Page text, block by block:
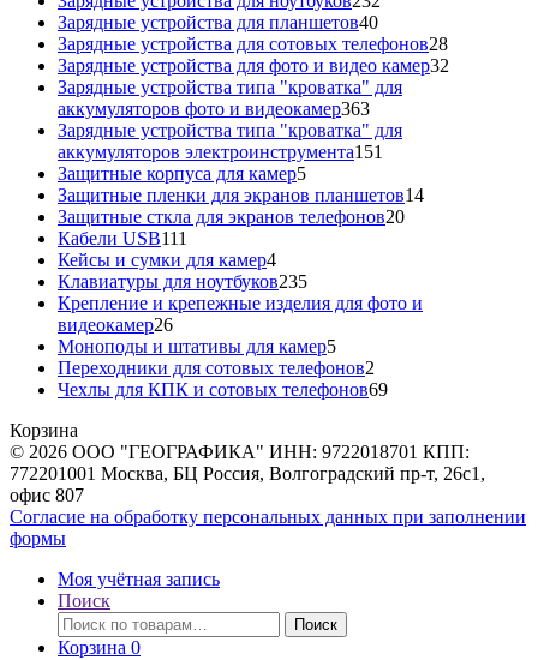
Зарядные устройства для планшетов4040
товаров
Зарядные устройства для сотовых телефонов2828
товаров
Зарядные устройства для фото и видео камер32
Зарядные устройства типа "кроватка" для
аккумуляторов фото и видеокамер363363
товара
Зарядные устройства типа "кроватка" для
аккумуляторов электроинструмента151
Защитные корпуса для камер55
товаров
Защитные пленки для экранов планшетов1414
Защитные сткла для экранов телефонов2020
Кабели USB111
товаров
Кейсы и сумки для камер44
товара
Клавиатуры для ноутбуков235235
товаров
Крепление и крепежные изделия для фото и
видеокамер2626
товаров
Моноподы и штативы для камер55
товаров
Переходники для сотовых телефонов2
товара
Чехлы для КПК и сотовых телефонов6969
Корзина
© 2026 ООО "ГЕОГРАФИКА" ИНН: 9722018701 КПП:
772201001 Москва, БЦ Россия, Волгоградский пр-т, 26с1,
офис 807
Согласие на обработку персональных данных при заполнении
формы
Моя учётная запись
Поиск
Искать:
Поиск
Корзина 0